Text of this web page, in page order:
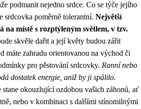
podmanit nejedno srdce. Co se týče jejího
srdcovka poměrně tolerantní. Největší
na místě s rozptýleným světlem, v tzv.
skvěle dařit a její květy budou zářit
máte zahradu orientovanou na východ či
pro pěstování srdcovky. Ranní nebo
dostatek energie, aniž by ji spálilo.
stane okouzlující ozdobou vašich záhonů, ať
nebo v kombinaci s dalšími stínomilnými